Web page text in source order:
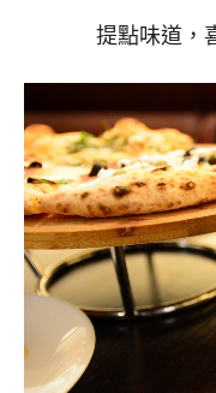
提點味道，